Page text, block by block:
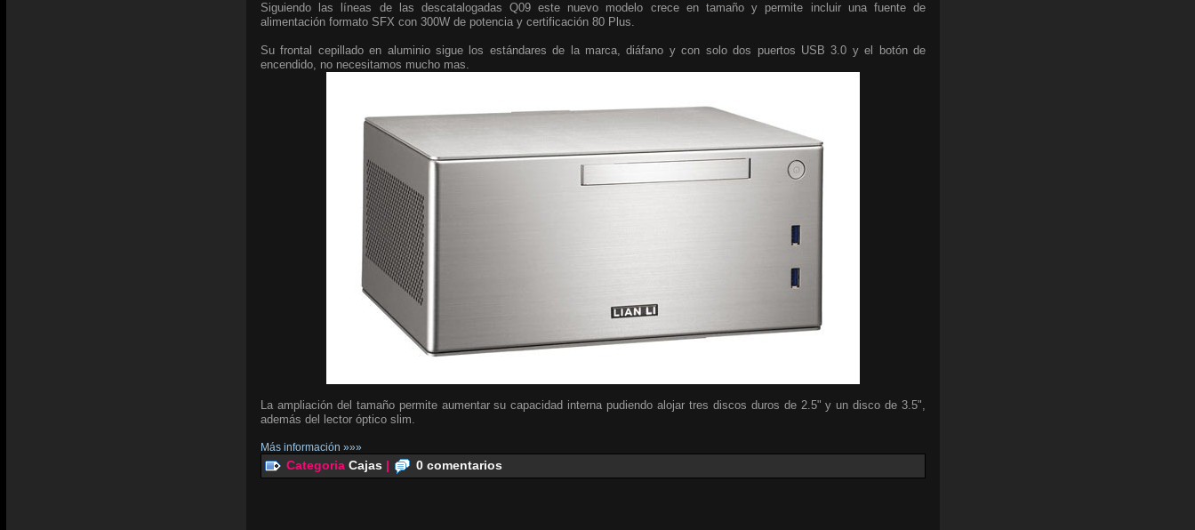
Siguiendo las líneas de las descatalogadas Q09 este nuevo modelo crece en tamaño y permite incluir una fuente de
alimentación formato SFX con 300W de potencia y certificación 80 Plus.
Su frontal cepillado en aluminio sigue los estándares de la marca, diáfano y con solo dos puertos USB 3.0 y el botón de
encendido, no necesitamos mucho mas.
La ampliación del tamaño permite aumentar su capacidad interna pudiendo alojar tres discos duros de 2.5" y un disco de 3.5",
además del lector óptico slim.
Más información »»»
Categoria Cajas | 0 comentarios